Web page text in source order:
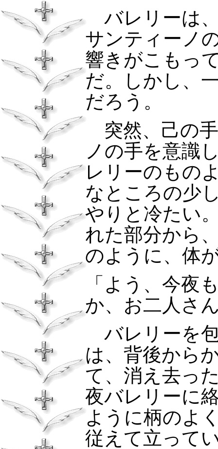
バレリーは
サンティーノ
響きがこもっ
だ。しかし、
だろう。
突然、己の
ノの手を意識
レリーのもの
なところの少
やりと冷たい
れた部分から
のように、体
「よう、今夜
か、お二人さ
バレリーを
は、背後から
て、消え去っ
夜バレリーに
ように柄のよ
従えて立って